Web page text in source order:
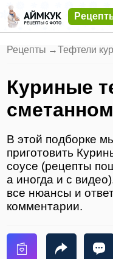
Рецепты →Тефтели
Куриные
В этой подборке
приготовить
соусе (рецепты
а иногда и с
все нюансы и
комментарии.